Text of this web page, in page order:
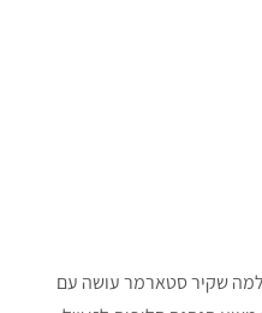
למה שקיר סטארמר עושה עם